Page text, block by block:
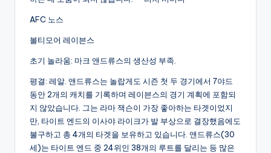
AFC 노스
볼티모어 레이븐스
초기 놀라움: 마크 앤드류스의 생산성 부족.
평결: 레알. 앤드류스는 놀랍게도 시즌 첫 두 경기에서 7야드
동안 2개의 캐치를 기록하며 레이븐스의 경기 계획에 포함되
지 않았습니다. 그는 라마 잭슨이 가장 좋아하는 타겟이었지
만, 타이트 엔드의 이사야 라이크가 발 부상으로 결장했음에도
불구하고 총 4개의 타겟을 보유하고 있습니다. 앤드류스(30
세)는 타이트 엔드 중 24위인 38개의 루트를 달리는 등 많은